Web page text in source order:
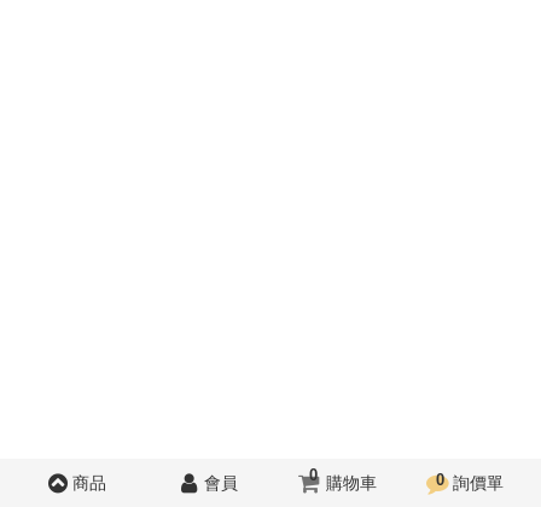
商品 會員 0 購物車 0 詢價單